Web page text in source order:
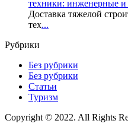
техники: инженерные и
Доставка тяжелой
тех...
Рубрики
Без рубрики
Без рубрики
Статьи
Туризм
Copyright © 2022. All Rights